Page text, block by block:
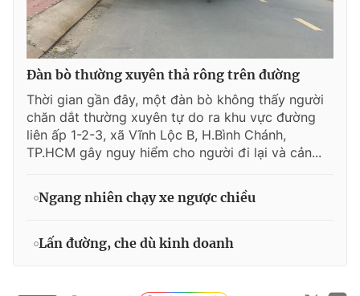
Đàn bò thường xuyên thả rông trên đường
Thời gian gần đây, một đàn bò không thấy người
chăn dắt thường xuyên tự do ra khu vực đường
liên ấp 1-2-3, xã Vĩnh Lộc B, H.Bình Chánh,
TP.HCM gây nguy hiểm cho người đi lại và cản...
Ngang nhiên chạy xe ngược chiều
Lấn đường, che dù kinh doanh